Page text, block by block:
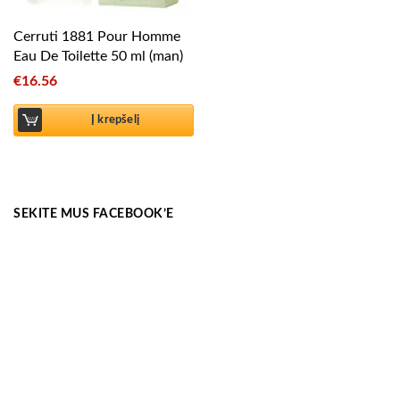
Cerruti 1881 Pour Homme
Eau De Toilette 50 ml (man)
€16.56
Į krepšelį
SEKITE MUS FACEBOOK’E